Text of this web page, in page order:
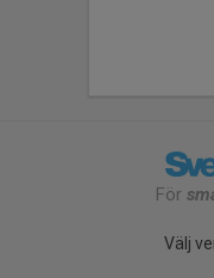
För
Välj